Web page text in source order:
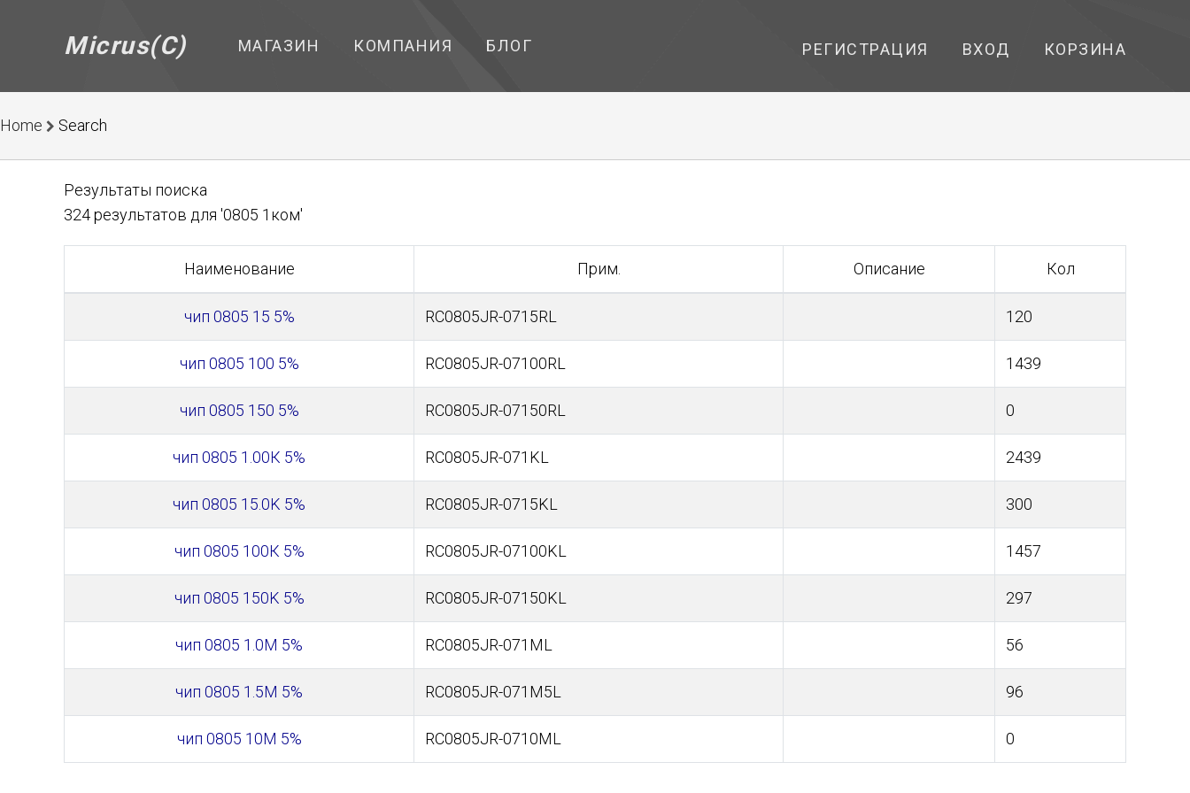
Micrus(C) МАГАЗИН КОМПАНИЯ БЛОГ РЕГИСТРАЦИЯ ВХОД КОРЗИНА
Home Search
Результаты поиска
324 результатов для '0805 1ком'
Наименование Прим. Описание Кол
чип 0805 15 5% RC0805JR-0715RL 120
чип 0805 100 5% RC0805JR-07100RL 1439
чип 0805 150 5% RC0805JR-07150RL 0
чип 0805 1.00К 5% RC0805JR-071KL 2439
чип 0805 15.0K 5% RC0805JR-0715KL 300
чип 0805 100К 5% RC0805JR-07100KL 1457
чип 0805 150K 5% RC0805JR-07150KL 297
чип 0805 1.0M 5% RC0805JR-071ML 56
чип 0805 1.5M 5% RC0805JR-071M5L 96
чип 0805 10М 5% RC0805JR-0710ML 0